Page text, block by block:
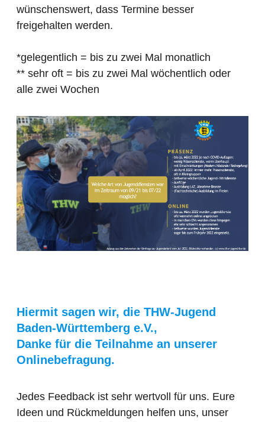
wünschenswert, dass Termine besser
freigehalten werden.
*gelegentlich = bis zu zwei Mal monatlich
** sehr oft = bis zu zwei Mal wöchentlich oder
alle zwei Wochen
d
Hiermit sagen wir, die THW-Jugend
Baden-Württemberg e.V.,
Danke für die Teilnahme an unserer
Onlinebefragung.
Jedes Feedback ist sehr wertvoll für uns. Eure
Ideen und Rückmeldungen helfen uns, unser